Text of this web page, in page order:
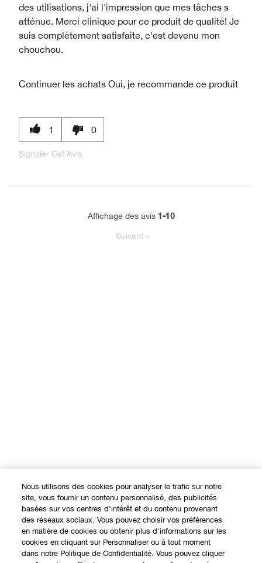
des utilisations, j'ai l'impression que mes tâches s
atténue. Merci clinique pour ce produit de qualité! Je
suis complètement satisfaite, c'est devenu mon
chouchou.
Continuer les achats Oui, je recommande ce produit
1 0
Signaler Cet Avis
Affichage des avis 1-10
Suivant »
Nous utilisons des cookies pour analyser le trafic sur notre
site, vous fournir un contenu personnalisé, des publicités
basées sur vos centres d'intérêt et du contenu provenant
des réseaux sociaux. Vous pouvez choisir vos préférences
en matière de cookies ou obtenir plus d'informations sur les
cookies en cliquant sur Personnaliser ou à tout moment
dans notre Politique de Confidentialité. Vous pouvez cliquer